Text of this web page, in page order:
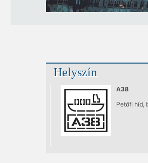
Helyszín
A38
Petőfi híd,